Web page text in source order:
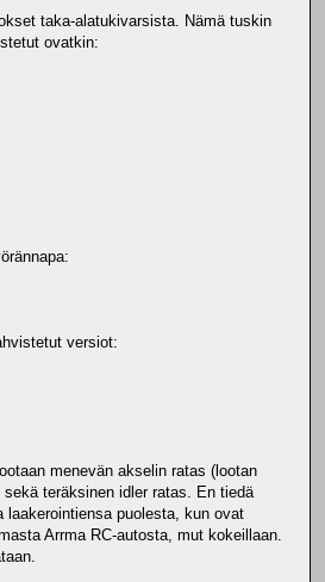
taka-alatukivarsista. Nämä tuskin
ovatkin:
versiot:
menevän akselin ratas (lootan
teräksinen idler ratas. En tiedä
laakerointiensa puolesta, kun ovat
Arrma RC-autosta, mut kokeillaan.